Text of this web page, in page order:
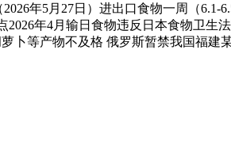
年5月27日）进出口食物一周（6.1-
年4月输日食物违反日本食物卫生
卜等产物不及格 俄罗斯暂禁我国福建